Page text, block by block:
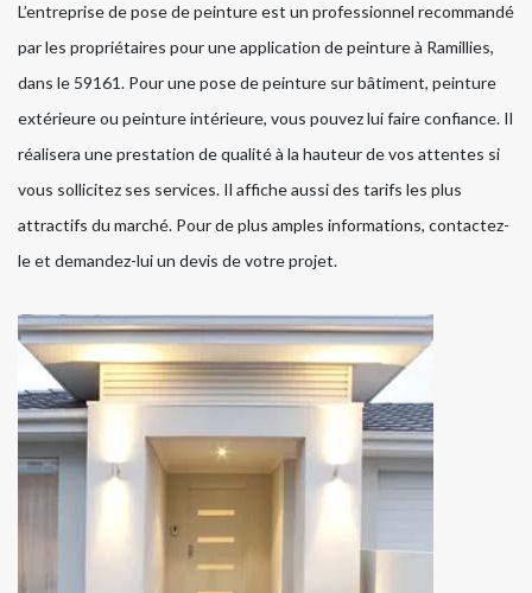
L’entreprise de pose de peinture est un professionnel recommandé
par les propriétaires pour une application de peinture à Ramillies,
dans le 59161. Pour une pose de peinture sur bâtiment, peinture
extérieure ou peinture intérieure, vous pouvez lui faire confiance. Il
réalisera une prestation de qualité à la hauteur de vos attentes si
vous sollicitez ses services. Il affiche aussi des tarifs les plus
attractifs du marché. Pour de plus amples informations, contactez-
le et demandez-lui un devis de votre projet.